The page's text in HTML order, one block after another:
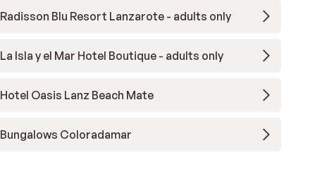
Radisson Blu Resort Lanzarote - adults only
La Isla y el Mar Hotel Boutique - adults only
Hotel Oasis Lanz Beach Mate
Bungalows Coloradamar